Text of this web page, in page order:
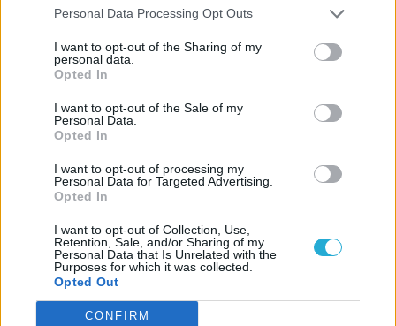
Personal Data Processing Opt Outs
I want to opt-out of the Sharing of my
personal data.
Opted In
I want to opt-out of the Sale of my
Personal Data.
Opted In
I want to opt-out of processing my
Personal Data for Targeted Advertising.
Opted In
I want to opt-out of Collection, Use,
Retention, Sale, and/or Sharing of my
Personal Data that Is Unrelated with the
Purposes for which it was collected.
Opted Out
CONFIRM
JÁTÉKADATLAP